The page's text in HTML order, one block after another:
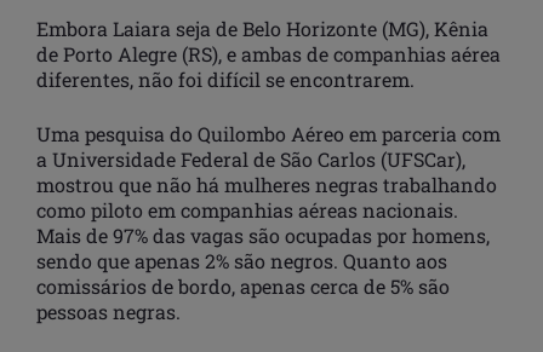
Embora Laiara seja de Belo Horizonte (MG), Kênia
de Porto Alegre (RS), e ambas de companhias aérea
diferentes, não foi difícil se encontrarem.
Uma pesquisa do Quilombo Aéreo em parceria com
a Universidade Federal de São Carlos (UFSCar),
mostrou que não há mulheres negras trabalhando
como piloto em companhias aéreas nacionais.
Mais de 97% das vagas são ocupadas por homens,
sendo que apenas 2% são negros. Quanto aos
comissários de bordo, apenas cerca de 5% são
pessoas negras.